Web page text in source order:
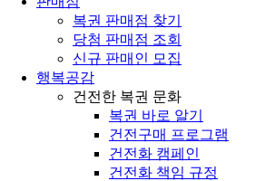
복권 판매점 찾기
당첨 판매점 조회
신규 판매인 모집
행복공감
건전한 복권 문화
복권 바로 알기
건전구매 프로그램
건전화 캠페인
건전화 책임 규정